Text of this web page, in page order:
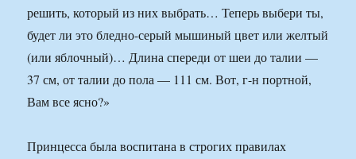
решить, который из них выбрать… Теперь выбери ты,
будет ли это бледно-серый мышиный цвет или желтый
(или яблочный)… Длина спереди от шеи до талии —
37 см, от талии до пола — 111 см. Вот, г-н портной,
Вам все ясно?»
Принцесса была воспитана в строгих правилах